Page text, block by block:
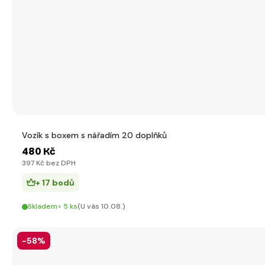
Vozík s boxem s nářadím 20 doplňků
480 Kč
397 Kč bez DPH
+ 17 bodů
Skladem> 5 ks(U vás 10.08.)
-58%